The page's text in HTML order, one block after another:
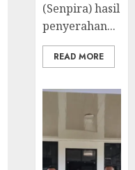
(Senpira) hasil
penyerahan...
READ MORE